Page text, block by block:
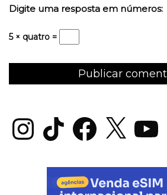
Digite uma resposta em números:
5 × quatro =
InstagramTikTok Facebook
X YouTube